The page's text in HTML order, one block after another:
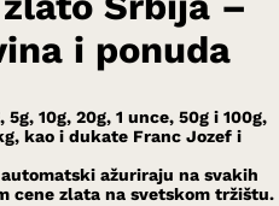
i ponuda
10g, 20g, 1 unce, 50g i 100g,
kao i dukate Franc Jozef i
ažuriraju na svakih
cene zlata na svetskom tržištu.